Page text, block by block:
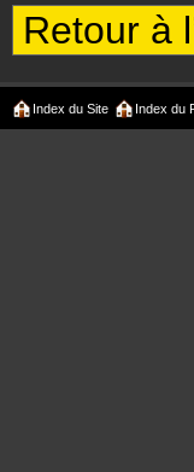
Retour à
Index du Site Index du